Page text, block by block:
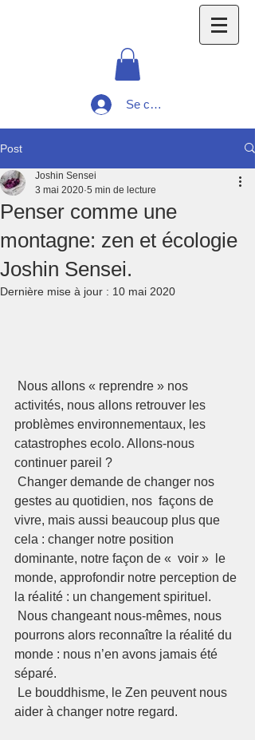
Se connecter
Post
Penser comme une
montagne: zen et écologie
Joshin Sensei.
Joshin Sensei
3 mai 2020 5 min de lecture
Dernière mise à jour : 10 mai 2020
activités, nous allons retrouver les
problèmes environnementaux, les
catastrophes ecolo. Allons-nous
continuer pareil ?
gestes au quotidien, nos  façons de
vivre, mais aussi beaucoup plus que
cela : changer notre position
dominante, notre façon de «  voir »  le
monde, approfondir notre perception de
la réalité : un changement spirituel.
pourrons alors reconnaître la réalité du
monde : nous n’en avons jamais été
séparé.
aider à changer notre regard.